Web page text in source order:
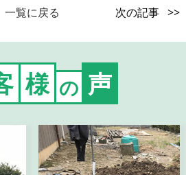
一覧に戻る 次の記事 >>
様 の 声